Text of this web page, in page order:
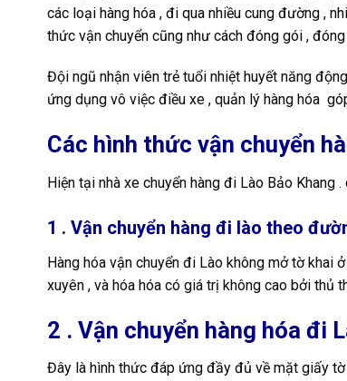
các loại hàng hóa , đi qua nhiều cung đường ,
thức vận chuyển cũng như cách đóng gói ,
Đội ngũ nhận viên trẻ tuổi nhiệt huyết năng
ứng dụng vô việc điều xe , quản lý hàng hóa
Các hình thức vận chuyển
Hiện tại nhà xe chuyển hàng đi Lào Bảo Khang
1 . Vận chuyển hàng đi lào theo
Hàng hóa vận chuyển đi Lào không mở tờ khai
xuyên , và hóa hóa có giá trị không cao bởi thủ
2 . Vận chuyển hàng hóa đi
Đây là hình thức đáp ứng đầy đủ về mặt giấy